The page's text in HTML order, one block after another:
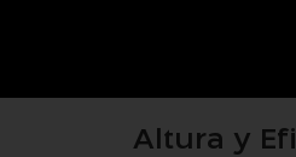
Altura y